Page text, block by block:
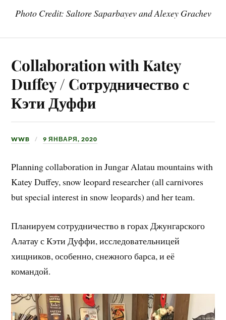
Photo Credit: Saltore Saparbayevand Alexey Grachev
Collaboration with Katey
Duffey / Cотрудничество с
Кэти Дуффи
WWB 9 ЯНВАРЯ, 2020
Planning collaboration in Jungar Alatau mountains with
Katey Duffey, snow leopard researcher (all carnivores
but special interest in snow leopards) and her team.
Планируем сотрудничество в горах Джунгарского
Алатау с Кэти Дуффи, исследовательницей
хищников, особенно, снежного барса, и её
командой.